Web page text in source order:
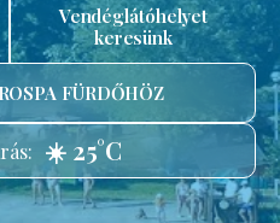
Vendéglátóhelyet
keresünk
FÜRDŐHÖZ
☀️ 25°C